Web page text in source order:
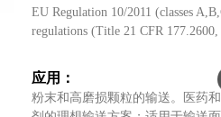
EU Regulation 10/2011 (classes
regulations (Title 21 CFR 177.2600,
应用：
粉末和高磨损颗粒的输送。医药